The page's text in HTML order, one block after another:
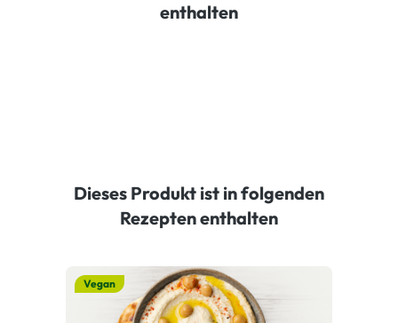
enthalten
Dieses Produkt ist in folgenden
Rezepten enthalten
Vegan